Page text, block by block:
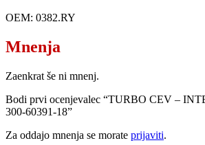
OEM: 0382.RY
Mnenja
Zaenkrat še ni mnenj.
Bodi prvi ocenjevalec “TURBO CEV –
300-60391-18”
Za oddajo mnenja se morate prijaviti.